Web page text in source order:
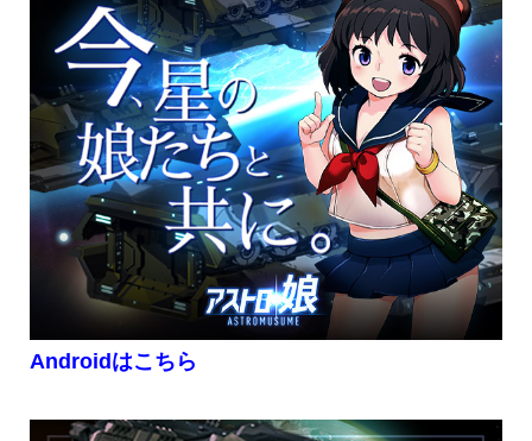
Androidはこちら